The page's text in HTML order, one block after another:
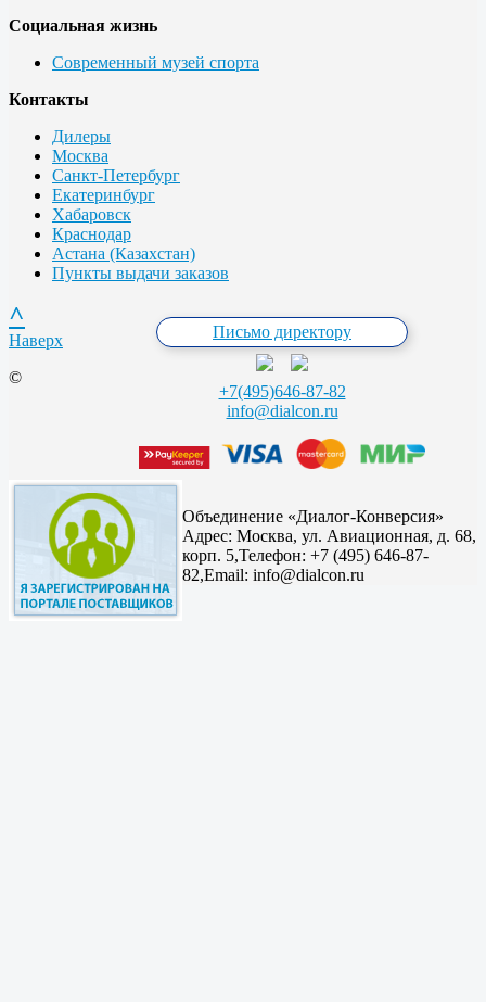
Социальная жизнь
Современный музей спорта
Контакты
Дилеры
Москва
Санкт-Петербург
Екатеринбург
Хабаровск
Краснодар
Астана (Казахстан)
Пункты выдачи заказов
Письмо директору
+7(495)646-87-82
info@dialcon.ru
^
Наверх
©
Объединение «Диалог-Конверсия»
Адрес: Москва, ул. Авиационная, д. 68,
корп. 5,Телефон: +7 (495) 646-87-
82,Email: info@dialcon.ru